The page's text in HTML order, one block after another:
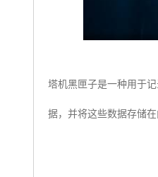
塔机黑匣子是一种用于
据，并将这些数据存储在